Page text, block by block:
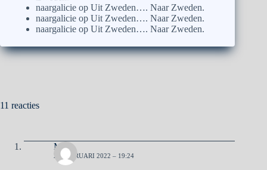
naargalicie op Uit Zweden…. Naar Zweden.
naargalicie op Uit Zweden…. Naar Zweden.
naargalicie op Uit Zweden…. Naar Zweden.
11 reacties
Ma
21 FEBRUARI 2022 – 19:24